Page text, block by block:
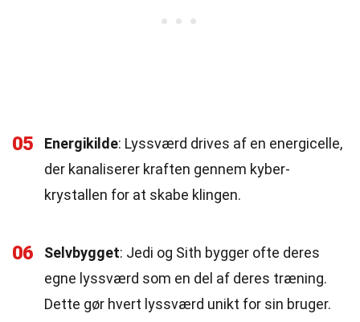
05 Energikilde: Lyssværd drives af en energicelle,
der kanaliserer kraften gennem kyber-
krystallen for at skabe klingen.
06 Selvbygget: Jedi og Sith bygger ofte deres
egne lyssværd som en del af deres træning.
Dette gør hvert lyssværd unikt for sin bruger.